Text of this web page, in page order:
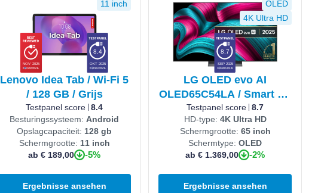
11 inch
NOV 2025
8.4
OKT 2025
Lenovo Idea Tab / Wi-Fi 5
/ 128 GB / Grijs
Testpanel score 8.4
Besturingssysteem: Android
Opslagcapaciteit: 128 gb
Schermgrootte: 11 inch
ab € 189,00
-5%
Ergebnisse ansehen
OLED
4K Ultra HD
8.7
SEP 2025
LG OLED evo AI
OLED65C54LA / Smart TV
screen / 65 inch / 2025
Testpanel score 8.7
HD-type: 4K Ultra HD
Schermgrootte: 65 inch
Schermtype: OLED
ab € 1.369,00
-2%
Ergebnisse ansehen